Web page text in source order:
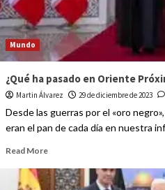
Mundo
¿Qué ha pasado en Oriente
Martin Álvarez 29 de diciembre de 2023
Desde las guerras por el «oro
eran el pan de cada día en nuestra
Read More